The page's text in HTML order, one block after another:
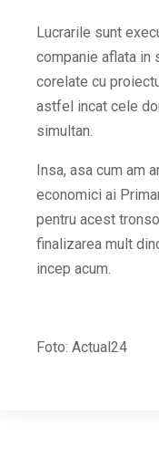
Lucrarile sunt
companie aflata in
corelate cu
astfel incat cele
simultan.
Insa, asa cum am
economici ai
pentru acest
finalizarea mult
incep acum.
Foto: Actual24